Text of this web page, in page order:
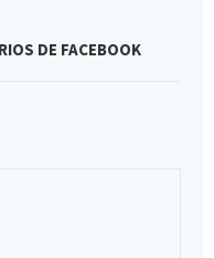
DE FACEBOOK